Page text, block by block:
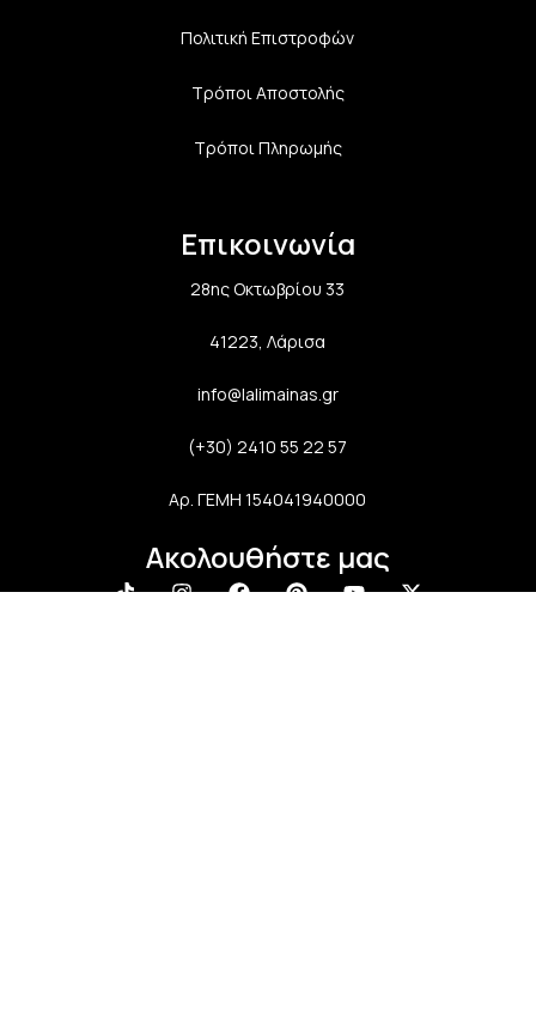
Πολιτική Επιστροφών
Τρόποι Αποστολής
Τρόποι Πληρωμής
Επικοινωνία
28ης Οκτωβρίου 33
41223, Λάρισα
info@lalimainas.gr
(+30) 2410 55 22 57
Αρ. ΓΕΜΗ 154041940000
Ακολουθήστε μας